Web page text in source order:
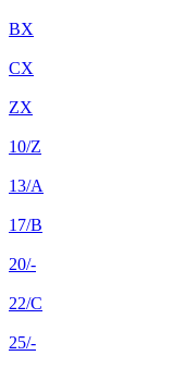
BX
CX
ZX
10/Z
13/A
17/B
20/-
22/C
25/-